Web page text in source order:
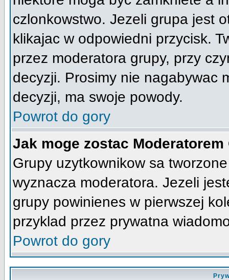
czlonkowstwo. Jezeli grupa jest
klikajac w odpowiedni przycisk.
przez moderatora grupy, przy
decyzji. Prosimy nie nagabywac
decyzji, ma swoje powody.
Powrot do gory
Jak moge zostac Moderatorem
Grupy uzytkownikow sa
wyznacza moderatora. Jezeli
grupy powinienes w pierwszej
przyklad przez prywatna
Powrot do gory